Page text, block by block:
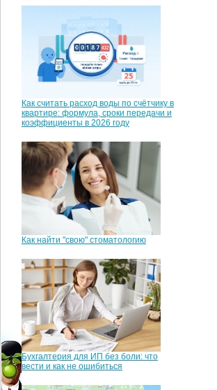
Как считать расход воды по счётчику в
квартире: формула, сроки передачи и
коэффициенты в 2026 году
Как найти "свою" стоматологию
Бухгалтерия для ИП без боли: что
вести и как не ошибиться